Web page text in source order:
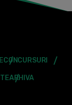
CONCURSURI
ARHIVA